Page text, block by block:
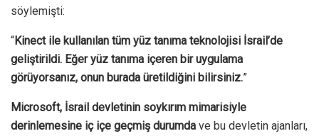
söylemişti:
“Kinect ile kullanılan tüm yüz tanıma teknolojisi İsrail’de
geliştirildi. Eğer yüz tanıma içeren bir uygulama
görüyorsanız, onun burada üretildiğini bilirsiniz.”
Microsoft, İsrail devletinin soykırım mimarisiyle
derinlemesine iç içe geçmiş durumda ve bu devletin ajanları,